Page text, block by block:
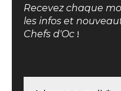
Recevez chaque
les infos et
Chefs d'Oc !